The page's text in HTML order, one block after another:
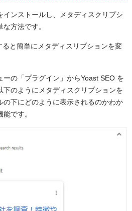
インストールし、メタディスクリプシ
方法です。
ると簡単にメタディスリプションを変
の「プラグイン」からYoast SEO を
のようにメタディスクリプションを
の下にどのように表示されるのかわか
です。